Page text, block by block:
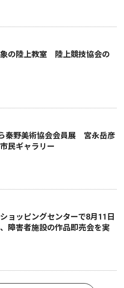
の陸上教室 陸上競技協会の
秦野美術協会会員展 宮永岳彦
民ギャラリー
ョッピングセンターで8月11日
、障害者施設の作品即売会を実